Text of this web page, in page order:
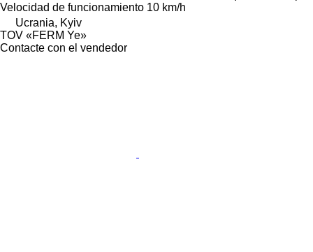
Velocidad de funcionamiento 10 km/h
Ucrania, Kyiv
TOV «FERM Ye»
Contacte con el vendedor